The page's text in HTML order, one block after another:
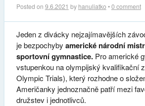
Posted on 9.6.2021 by hanuliatko •0 comment
Jeden z divácky nejzajímavějších
je bezpochyby americké národní
sportovní gymnastice.Pro americké
vstupenkou na olympijský kvalifikační
Olympic Trials), který rozhodne o
Američanky jednoznačně patří mezi
družstev i jednotlivců.